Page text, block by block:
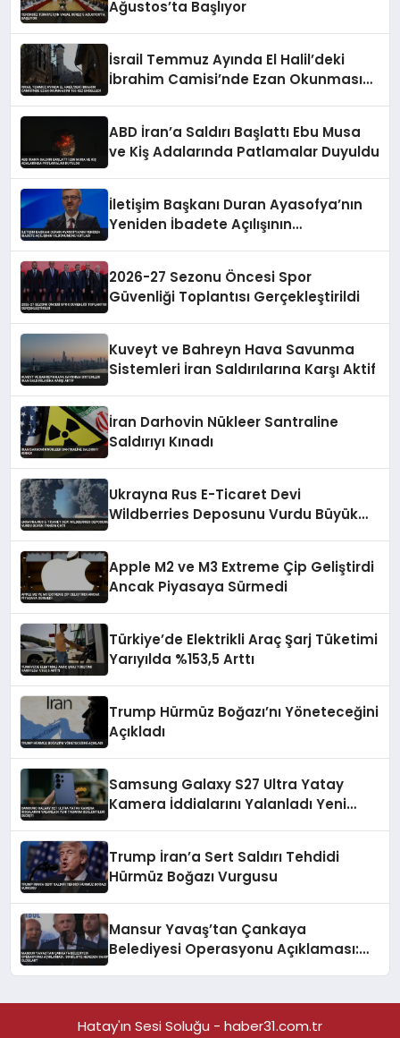
Ağustos’ta Başlıyor
İsrail Temmuz Ayında El Halil’deki
İbrahim Camisi’nde Ezan Okunmasını
ABD İran’a Saldırı Başlattı Ebu Musa
ve Kiş Adalarında Patlamalar Duyuldu
İletişim Başkanı Duran Ayasofya’nın
Yeniden İbadete Açılışının
2026-27 Sezonu Öncesi Spor
Güvenliği Toplantısı Gerçekleştirildi
Kuveyt ve Bahreyn Hava Savunma
Sistemleri İran Saldırılarına Karşı Aktif
İran Darhovin Nükleer Santraline
Saldırıyı Kınadı
Ukrayna Rus E-Ticaret Devi
Wildberries Deposunu Vurdu Büyük
Apple M2 ve M3 Extreme Çip Geliştirdi
Ancak Piyasaya Sürmedi
Türkiye’de Elektrikli Araç Şarj Tüketimi
Yarıyılda %153,5 Arttı
Trump Hürmüz Boğazı’nı Yöneteceğini
Açıkladı
Samsung Galaxy S27 Ultra Yatay
Kamera İddialarını Yalanladı Yeni
Trump İran’a Sert Saldırı Tehdidi
Hürmüz Boğazı Vurgusu
Mansur Yavaş’tan Çankaya
Belediyesi Operasyonu Açıklaması:
Hatay'ın Sesi Soluğu - haber31.com.tr